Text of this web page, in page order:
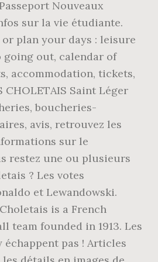
Nouveaux
sur la vie étudiante.
plan your days : leisure
going out, calendar of
accommodation, tickets,
CHOLETAIS Saint Léger
boucheries-
avis, retrouvez les
sur le
restez une ou plusieurs
? Les votes
et Lewandowski.
is a French
team founded in 1913. Les
échappent pas ! Articles